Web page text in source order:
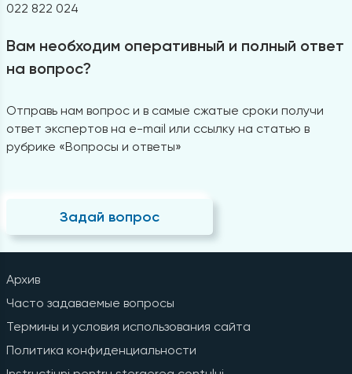
022 822 024
Вам необходим оперативный и полный ответ
на вопрос?
Отправь нам вопрос и в самые сжатые сроки получи
ответ экспертов на e-mail или ссылку на статью в
рубрике «Вопросы и ответы»
Задай вопрос
Архив
Часто задаваемые вопросы
Термины и условия использования сайта
Политика конфиденциальности